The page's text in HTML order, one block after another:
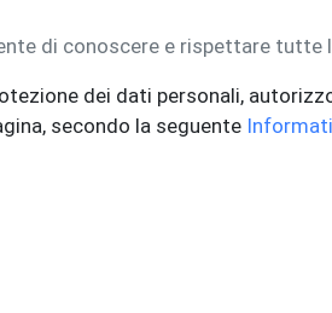
di conoscere e rispettare
dei dati personali,
secondo la seguente